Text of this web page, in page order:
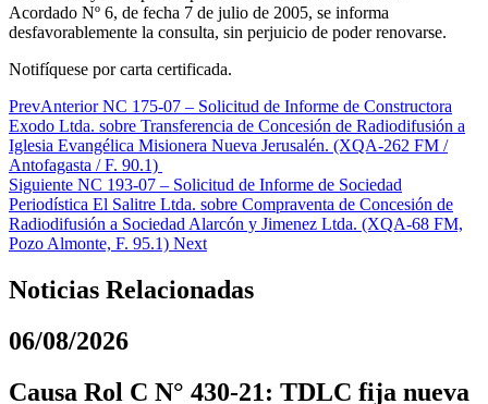
Acordado Nº 6, de fecha 7 de julio de 2005, se informa
desfavorablemente la consulta, sin perjuicio de poder renovarse.
Notifíquese por carta certificada.
PrevAnteriorNC 175-07 – Solicitud de Informe de Constructora
Exodo Ltda. sobre Transferencia de Concesión de Radiodifusión a
Iglesia Evangélica Misionera Nueva Jerusalén. (XQA-262 FM /
Antofagasta / F. 90.1)
Siguiente NC 193-07 – Solicitud de Informe de Sociedad
Periodística El Salitre Ltda. sobre Compraventa de Concesión de
Radiodifusión a Sociedad Alarcón y Jimenez Ltda. (XQA-68 FM,
Pozo Almonte, F. 95.1) Next
Noticias Relacionadas
06/08/2026
Causa Rol C N° 430-21: TDLC fija nueva